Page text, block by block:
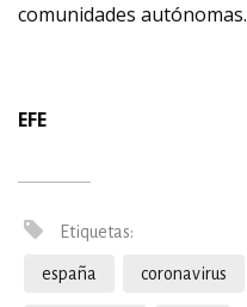
comunidades autónomas.
EFE
Etiquetas:
españa coronavirus